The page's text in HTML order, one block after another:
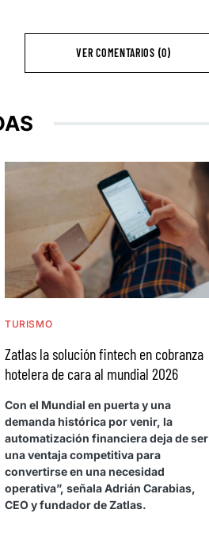
VER COMENTARIOS (0)
TURISMO
Zatlas la solución fintech en cobranza
hotelera de cara al mundial 2026
Con el Mundial en puerta y una
demanda histórica por venir, la
automatización financiera deja de ser
una ventaja competitiva para
convertirse en una necesidad
operativa”, señala Adrián Carabias,
CEO y fundador de Zatlas.